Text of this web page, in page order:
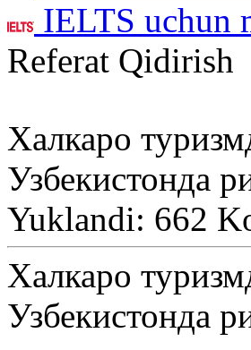
IELTS uchun
Referat Qidirish
Халкаро
Узбекистонда
Yuklandi: 662
Халкаро
Узбекистонда